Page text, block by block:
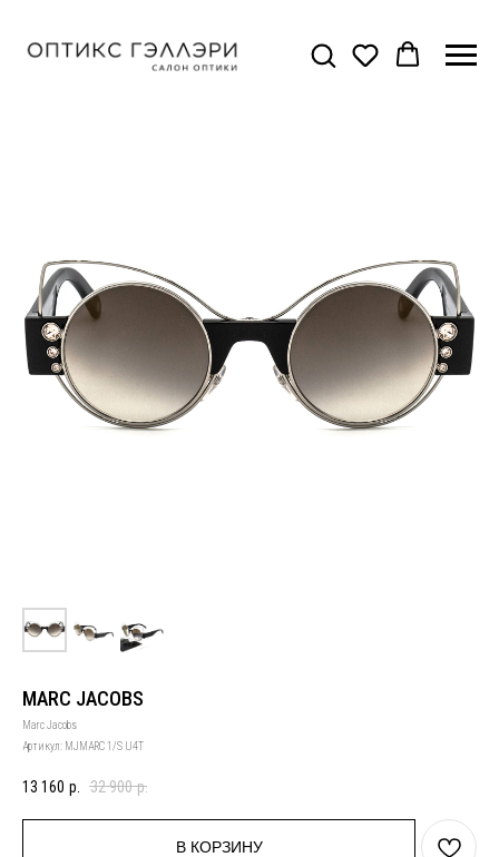
MARC JACOBS
Marc Jacobs
Артикул: MJMARC 1/S U4T
13 160 р. 32 900 р.
В КОРЗИНУ